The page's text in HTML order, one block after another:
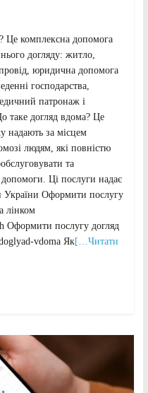
Це комплексна допомога
догляду: житло,
юридична допомога
господарства,
патронаж і
таке догляд вдома? Це
надають за місцем
людям, які повністю
та
допомоги. Ці послуги надає
України Оформити послугу
лінком
Оформити послугу догляд
vdoma Як[…Читати